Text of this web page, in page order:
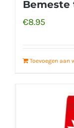
Bemeste
€8.95
Toevoegen aan